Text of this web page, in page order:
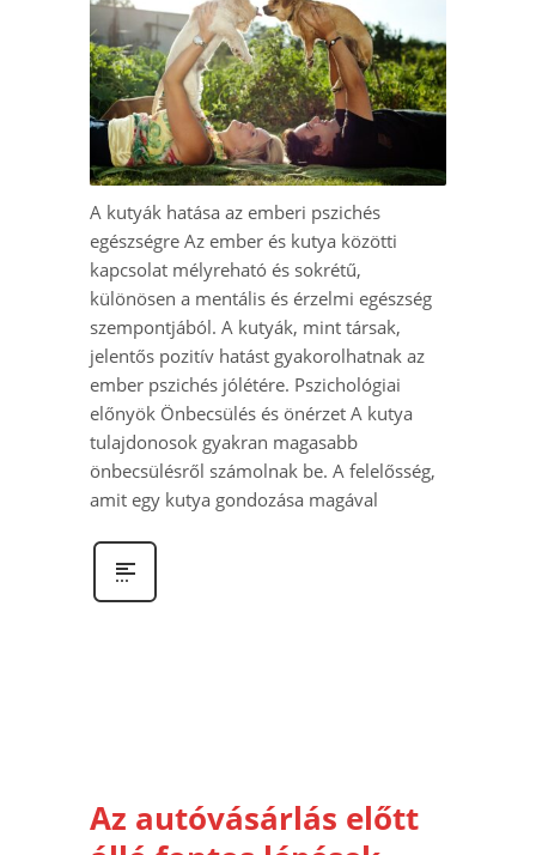
A kutyák hatása az emberi pszichés
egészségre Az ember és kutya közötti
kapcsolat mélyreható és sokrétű,
különösen a mentális és érzelmi egészség
szempontjából. A kutyák, mint társak,
jelentős pozitív hatást gyakorolhatnak az
ember pszichés jólétére. Pszichológiai
előnyök Önbecsülés és önérzet A kutya
tulajdonosok gyakran magasabb
önbecsülésről számolnak be. A felelősség,
amit egy kutya gondozása magával
Az autóvásárlás előtt